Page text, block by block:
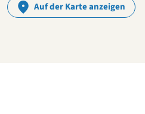
Auf der Karte anzeigen